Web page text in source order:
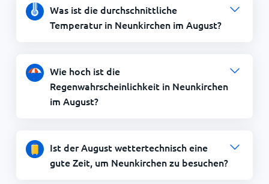
Was ist die durchschnittliche
Temperatur in Neunkirchen im August?
Wie hoch ist die
Regenwahrscheinlichkeit in Neunkirchen
im August?
Ist der August wettertechnisch eine
gute Zeit, um Neunkirchen zu besuchen?